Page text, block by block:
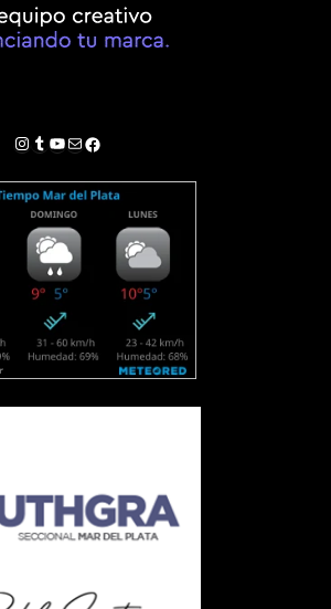
Instagram
Tumblr
YouTube
Correo electrónico
Facebook